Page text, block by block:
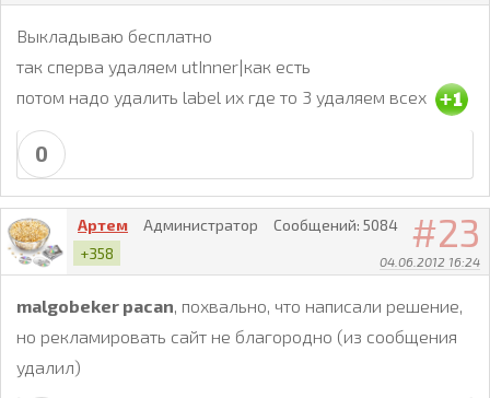
Выкладываю бесплатно
так сперва удаляем utInner|как есть
потом надо удалить label их где то 3 удаляем всех
0
23
04.06.2012 16:24
Артем Администратор Сообщений: 5084
+358
malgobeker pacan, похвально, что написали решение,
но рекламировать сайт не благородно (из сообщения
удалил)